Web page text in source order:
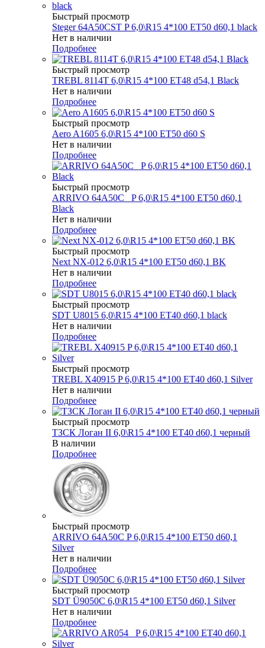
Быстрый просмотр
Steger 64A50CST P 6,0\R15 4*100 ET50 d60,1 black
Нет в наличии
Подробнее
Быстрый просмотр
TREBL 8114T 6,0\R15 4*100 ET48 d54,1 Black
Нет в наличии
Подробнее
Быстрый просмотр
Aero A1605 6,0\R15 4*100 ET50 d60 S
Нет в наличии
Подробнее
Быстрый просмотр
ARRIVO 64A50C _P 6,0\R15 4*100 ET50 d60,1
Black
Нет в наличии
Подробнее
Быстрый просмотр
Next NX-012 6,0\R15 4*100 ET50 d60,1 BK
Нет в наличии
Подробнее
Быстрый просмотр
SDT U8015 6,0\R15 4*100 ET40 d60,1 black
Нет в наличии
Подробнее
Быстрый просмотр
TREBL X40915 P 6,0\R15 4*100 ET40 d60,1 Silver
Нет в наличии
Подробнее
Быстрый просмотр
ТЗСК Логан II 6,0\R15 4*100 ET40 d60,1 черный
В наличии
Подробнее
Быстрый просмотр
ARRIVO 64A50C P 6,0\R15 4*100 ET50 d60,1
Silver
Нет в наличии
Подробнее
Быстрый просмотр
SDT Ü9050C 6,0\R15 4*100 ET50 d60,1 Silver
Нет в наличии
Подробнее